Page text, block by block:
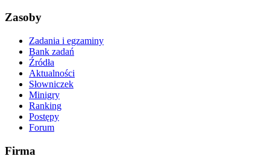
Zasoby
Zadania i egzaminy
Bank zadań
Źródła
Aktualności
Słowniczek
Minigry
Ranking
Postępy
Forum
Firma